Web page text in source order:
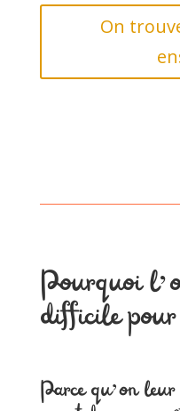
On
Pourquoi
difficile
Parce qu’on